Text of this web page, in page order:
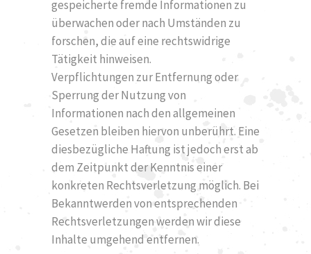
gespeicherte fremde Informationen zu
überwachen oder nach Umständen zu
forschen, die auf eine rechtswidrige
Tätigkeit hinweisen.
Verpflichtungen zur Entfernung oder
Sperrung der Nutzung von
Informationen nach den allgemeinen
Gesetzen bleiben hiervon unberührt. Eine
diesbezügliche Haftung ist jedoch erst ab
dem Zeitpunkt der Kenntnis einer
konkreten Rechtsverletzung möglich. Bei
Bekanntwerden von entsprechenden
Rechtsverletzungen werden wir diese
Inhalte umgehend entfernen.